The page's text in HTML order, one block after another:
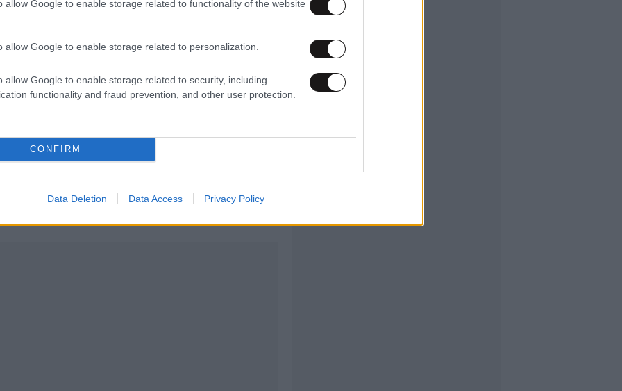
allow Google to enable storage related to functionality of the website
allow Google to enable storage related to personalization.
allow Google to enable storage related to security, including
functionality and fraud prevention, and other user protection.
CONFIRM
Data Deletion Data Access Privacy Policy